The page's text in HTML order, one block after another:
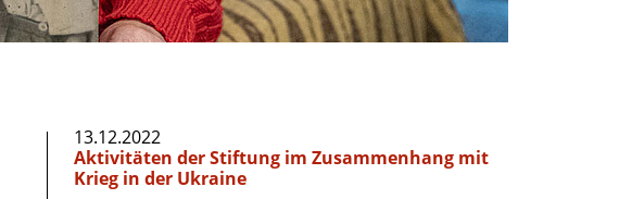
13.12.2022
Aktivitäten der Stiftung im Zusammenhang mit
Krieg in der Ukraine